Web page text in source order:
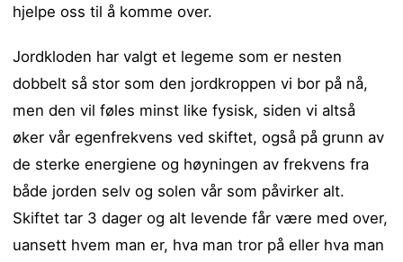
hjelpe oss til å komme over.
Jordkloden har valgt et legeme som er nesten
dobbelt så stor som den jordkroppen vi bor på nå,
men den vil føles minst like fysisk, siden vi altså
øker vår egenfrekvens ved skiftet, også på grunn av
de sterke energiene og høyningen av frekvens fra
både jorden selv og solen vår som påvirker alt.
Skiftet tar 3 dager og alt levende får være med over,
uansett hvem man er, hva man tror på eller hva man